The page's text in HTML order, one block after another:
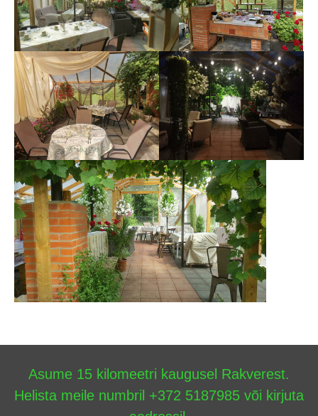
Asume 15 kilomeetri kaugusel Rakverest.
Helista meile numbril +372 5187985 või kirjuta